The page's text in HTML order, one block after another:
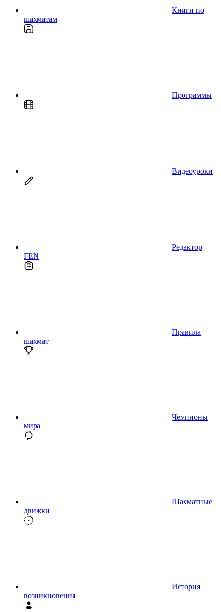
Книги по
шахматам
Программы
Видеоуроки
Редактор
FEN
Правила
шахмат
Чемпионы
мира
Шахматные
движки
История
возникновения